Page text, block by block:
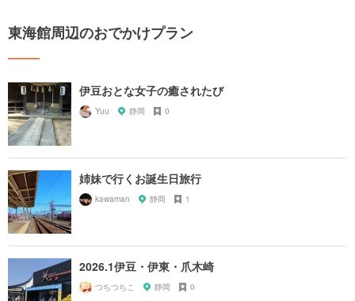
東海館周辺のおでかけプラン
伊豆おとな女子の癒されたび
Yuu 静岡 0
姉妹で行くお誕生日旅行
kawaman 静岡 1
2026.1伊豆・伊東・爪木崎
つちつちこ 静岡 0